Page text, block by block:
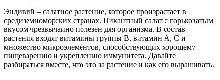
Эндивий – салатное растение, которое произрастает в
средиземноморских странах. Пикантный салат с горьковатым
вкусом чрезвычайно полезен для организма. В состав
растения входят витамины группы В, витамин А, С и
множество микроэлементов, способствующих хорошему
пищеварению и укреплению иммунитета. Давайте
разбираться вместе, что это за растение и как его выращивать.